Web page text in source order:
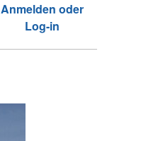
Anmelden oder
Log-in